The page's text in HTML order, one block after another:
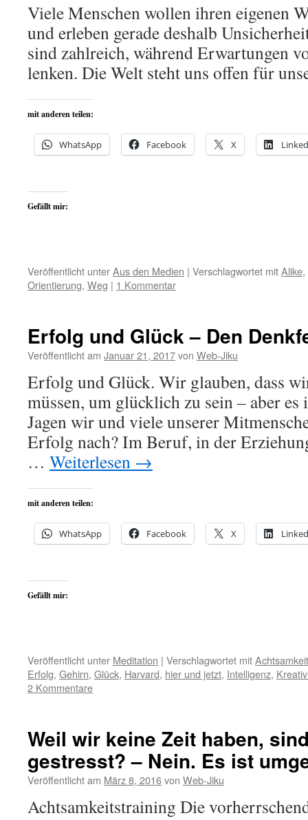
Viele Menschen wollen ihren eigenen
und erleben gerade deshalb
sind zahlreich, während Erwartungen
lenken. Die Welt steht uns offen für
mit anderen teilen:
WhatsApp Facebook X
Gefällt mir:
Veröffentlicht unterAus den Medien | Verschlagwortet mitAlike,
Orientierung, Weg | 1 Kommentar
Erfolg und Glück – Den
Veröffentlicht am Januar 21, 2017von Web-Jiku
Erfolg und Glück. Wir glauben, dass
müssen, um glücklich zu sein – aber es
Jagen wir und viele unserer
Erfolg nach? Im Beruf, in der
… Weiterlesen →
mit anderen teilen:
WhatsApp Facebook X
Gefällt mir:
Veröffentlicht unter Meditation | Verschlagwortet mitAchtsamkeit
Erfolg, Gehirn, Glück, Harvard, hier und jetzt, Intelligenz,
2 Kommentare
Weil wir keine Zeit haben,
gestresst? – Nein. Es ist
Veröffentlicht am März 8, 2016von Web-Jiku
Achtsamkeitstraining Die